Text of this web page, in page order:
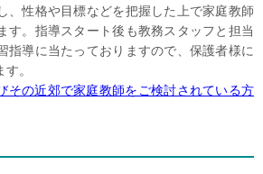
、性格や目標などを把握した上で家庭教師
す。指導スタート後も教務スタッフと担当
指導に当たっておりますので、保護者様に
。
その近郊で家庭教師をご検討されている方